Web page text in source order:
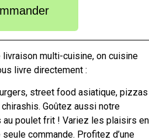
multi-cuisine, on cuisine
livre directement :
street food asiatique, pizzas
Goûtez aussi notre
au poulet frit ! Variez les plaisirs en
commande. Profitez d’une